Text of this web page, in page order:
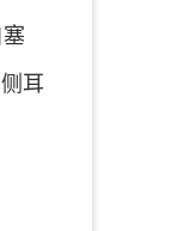
耳